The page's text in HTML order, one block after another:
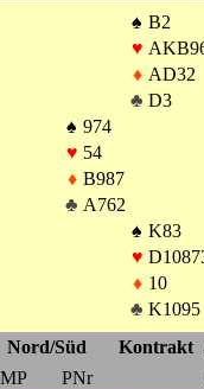
♠ B2
♥
♦ AD32
♣ D3
♠ 974
♥ 54
♦ B987
♣ A762
♠ K83
♥
♦ 10
♣ K1095
Nord/Süd Kontrakt
MP
PNr